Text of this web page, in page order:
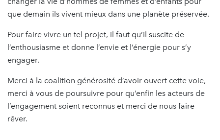
que demain ils vivent mieux dans une planète préservée.
Pour faire vivre un tel projet, il faut qu’il suscite de
l’enthousiasme et donne l’envie et l’énergie pour s’y
engager.
Merci à la coalition générosité d’avoir ouvert cette voie,
merci à vous de poursuivre pour qu’enfin les acteurs de
l’engagement soient reconnus et merci de nous faire
rêver.